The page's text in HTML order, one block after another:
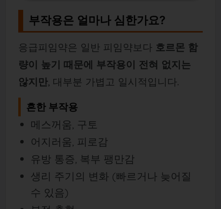
부작용은 얼마나 심한가요?
응급피임약은 일반 피임약보다 호르몬 함
량이 높기 때문에 부작용이 전혀 없지는
않지만, 대부분 가볍고 일시적입니다.
흔한 부작용
메스꺼움, 구토
어지러움, 피로감
유방 통증, 복부 팽만감
생리 주기의 변화 (빠르거나 늦어질
수 있음)